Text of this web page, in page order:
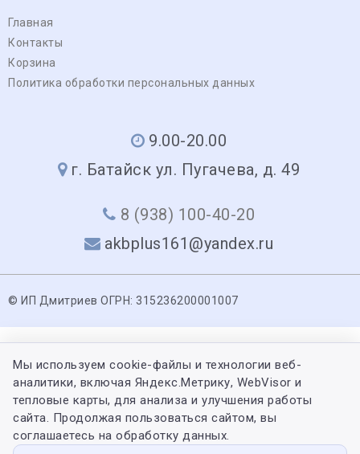
Главная
Контакты
Корзина
Политика обработки персональных данных
9.00-20.00
г. Батайск ул. Пугачева, д. 49
8 (938) 100-40-20
akbplus161@yandex.ru
© ИП Дмитриев ОГРН: 315236200001007
Мы используем cookie-файлы и технологии веб-
аналитики, включая Яндекс.Метрику, WebVisor и
тепловые карты, для анализа и улучшения работы
сайта. Продолжая пользоваться сайтом, вы
соглашаетесь на обработку данных.